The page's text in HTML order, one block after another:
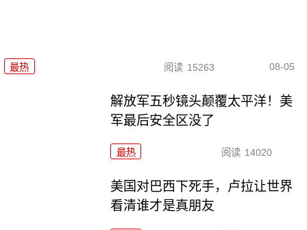
最热 阅读 15263 08-05
解放军五秒镜头颠覆太平洋！美
军最后安全区没了
最热 阅读 14020
美国对巴西下死手，卢拉让世界
看清谁才是真朋友